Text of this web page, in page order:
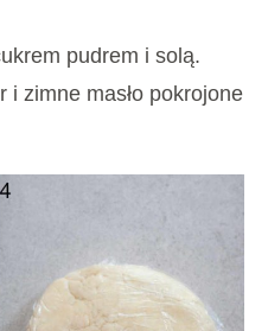
pudrem i solą.
i zimne masło pokrojone